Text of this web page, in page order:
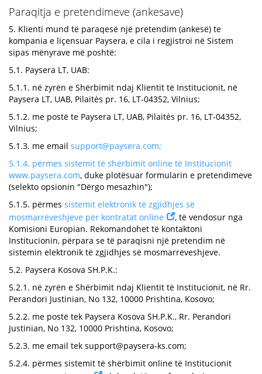
Paraqitja e pretendimeve (ankesave)
5. Klienti mund të paraqesë një pretendim (ankesë) te
kompania e liçensuar Paysera, e cila i regjistroi në Sistem
sipas mënyrave më poshtë:
5.1. Paysera LT, UAB:
5.1.1. në zyrën e Shërbimit ndaj Klientit të Institucionit, në
Paysera LT, UAB, Pilaitės pr. 16, LT-04352, Vilnius;
5.1.2. me postë te Paysera LT, UAB, Pilaitės pr. 16, LT-04352,
Vilnius;
5.1.3. me email support@paysera.com;
5.1.4. përmes sistemit të shërbimit online të Institucionit
www.paysera.com, duke plotësuar formularin e pretendimeve
(selekto opsionin "Dërgo mesazhin");
5.1.5. përmes sistemit elektronik të zgjidhjes së
mosmarrëveshjeve për kontratat online
, të vendosur nga
Komisioni Europian. Rekomandohet të kontaktoni
Institucionin, përpara se të paraqisni një pretendim në
sistemin elektronik të zgjidhjes së mosmarrëveshjeve.
5.2. Paysera Kosova SH.P.K.:
5.2.1. në zyrën e Shërbimit ndaj Klientit të Institucionit, në Rr.
Perandori Justinian, No 132, 10000 Prishtina, Kosovo;
5.2.2. me postë tek Paysera Kosova SH.P.K., Rr. Perandori
Justinian, No 132, 10000 Prishtina, Kosovo;
5.2.3. me email tek support@paysera-ks.com;
5.2.4. përmes sistemit të shërbimit online të Institucionit